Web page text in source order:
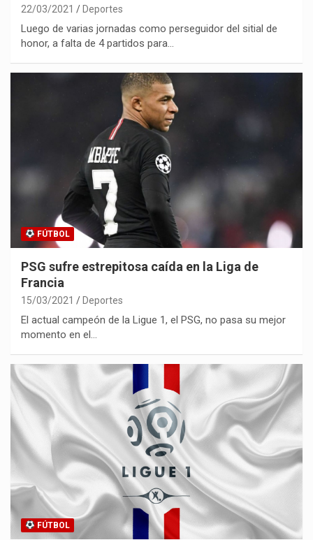
22/03/2021 Deportes
Luego de varias jornadas como perseguidor del sitial de
honor, a falta de 4 partidos para…
FÚTBOL
PSG sufre estrepitosa caída en la Liga de
Francia
15/03/2021 Deportes
El actual campeón de la Ligue 1, el PSG, no pasa su mejor
momento en el…
FÚTBOL